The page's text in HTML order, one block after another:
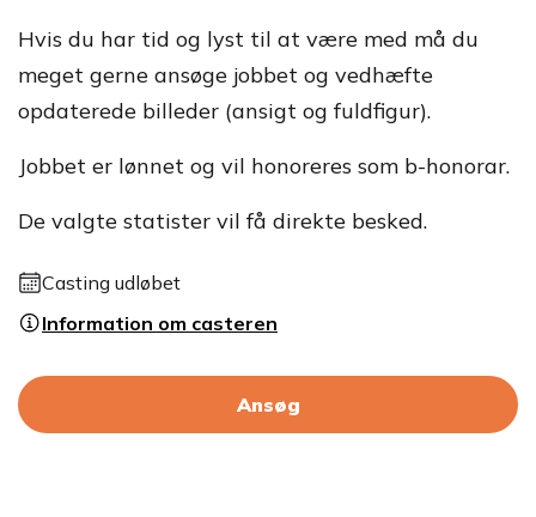
Hvis du har tid og lyst til at være med må du
meget gerne ansøge jobbet og vedhæfte
opdaterede billeder (ansigt og fuldfigur).
Jobbet er lønnet og vil honoreres som b-honorar.
De valgte statister vil få direkte besked.
Casting udløbet
Information om casteren
Ansøg